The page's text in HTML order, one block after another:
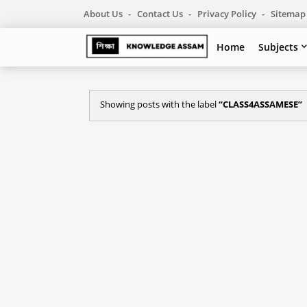
About Us Contact Us Privacy Policy Sitemap
Home Subjects
Showing posts with the label CLASS4ASSAMESE